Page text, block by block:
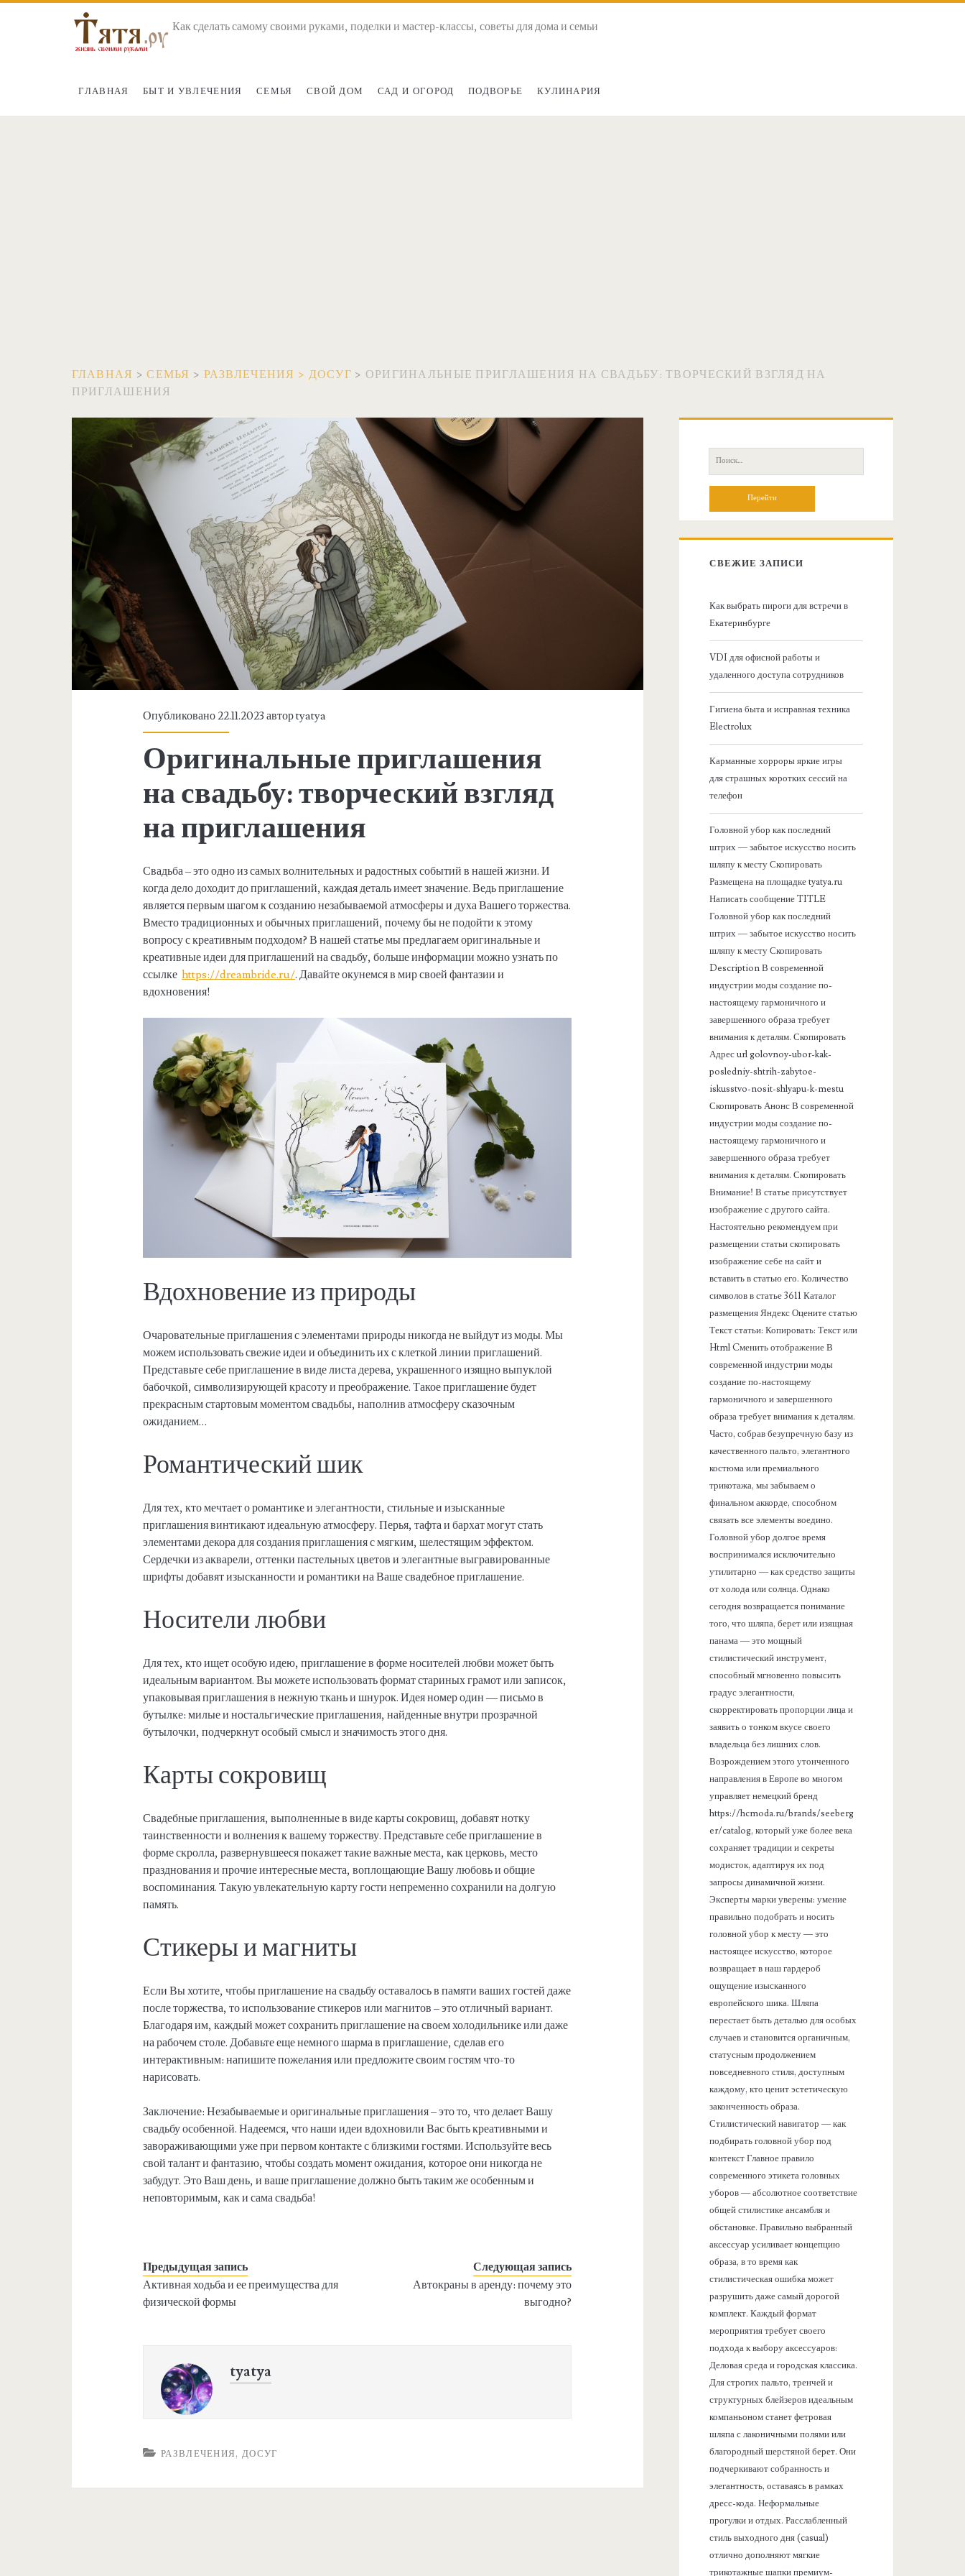
Как сделать самому своими руками, поделки и мастер-классы, советы для дома и семьи
ГЛАВНАЯ БЫТ И УВЛЕЧЕНИЯ СЕМЬЯ СВОЙ ДОМ САД И ОГОРОД ПОДВОРЬЕ КУЛИНАРИЯ
ГЛАВНАЯ >СЕМЬЯ > РАЗВЛЕЧЕНИЯ > ДОСУГ > ОРИГИНАЛЬНЫЕ ПРИГЛАШЕНИЯ НА СВАДЬБУ: ТВОРЧЕСКИЙ ВЗГЛЯД НА
ПРИГЛАШЕНИЯ
Опубликовано 22.11.2023 авторtyatya
Оригинальные приглашения
на свадьбу: творческий взгляд
на приглашения
Свадьба – это одно из самых волнительных и радостных событий в нашей жизни. И
когда дело доходит до приглашений, каждая деталь имеет значение. Ведь приглашение
является первым шагом к созданию незабываемой атмосферы и духа Вашего торжества.
Вместо традиционных и обычных приглашений, почему бы не подойти к этому
вопросу с креативным подходом? В нашей статье мы предлагаем оригинальные и
креативные идеи для приглашений на свадьбу, больше информации можно узнать по
ссылкеhttps://dreambride.ru/. Давайте окунемся в мир своей фантазии и
вдохновения!
Вдохновение из природы
Очаровательные приглашения с элементами природы никогда не выйдут из моды. Мы
можем использовать свежие идеи и объединить их с клеткой линии приглашений.
Представьте себе приглашение в виде листа дерева, украшенного изящно выпуклой
бабочкой, символизирующей красоту и преображение. Такое приглашение будет
прекрасным стартовым моментом свадьбы, наполнив атмосферу сказочным
ожиданием…
Романтический шик
Для тех, кто мечтает о романтике и элегантности, стильные и изысканные
приглашения винтикают идеальную атмосферу. Перья, тафта и бархат могут стать
элементами декора для создания приглашения с мягким, шелестящим эффектом.
Сердечки из акварели, оттенки пастельных цветов и элегантные выгравированные
шрифты добавят изысканности и романтики на Ваше свадебное приглашение.
Носители любви
Для тех, кто ищет особую идею, приглашение в форме носителей любви может быть
идеальным вариантом. Вы можете использовать формат стариных грамот или записок,
упаковывая приглашения в нежную ткань и шнурок. Идея номер один — письмо в
бутылке: милые и ностальгические приглашения, найденные внутри прозрачной
бутылочки, подчеркнут особый смысл и значимость этого дня.
Карты сокровищ
Свадебные приглашения, выполненные в виде карты сокровищ, добавят нотку
таинственности и волнения к вашему торжеству. Представьте себе приглашение в
форме скролла, развернувшееся покажет такие важные места, как церковь, место
празднования и прочие интересные места, воплощающие Вашу любовь и общие
воспоминания. Такую увлекательную карту гости непременно сохранили на долгую
память.
Стикеры и магниты
Если Вы хотите, чтобы приглашение на свадьбу оставалось в памяти ваших гостей даже
после торжества, то использование стикеров или магнитов – это отличный вариант.
Благодаря им, каждый может сохранить приглашение на своем холодильнике или даже
на рабочем столе. Добавьте еще немного шарма в приглашение, сделав его
интерактивным: напишите пожелания или предложите своим гостям что-то
нарисовать.
Заключение: Незабываемые и оригинальные приглашения – это то, что делает Вашу
свадьбу особенной. Надеемся, что наши идеи вдохновили Вас быть креативными и
завораживающими уже при первом контакте с близкими гостями. Используйте весь
свой талант и фантазию, чтобы создать момент ожидания, которое они никогда не
забудут. Это Ваш день, и ваше приглашение должно быть таким же особенным и
неповторимым, как и сама свадьба!
Предыдущая запись
Активная ходьба и ее преимущества для
физической формы
Следующая запись
Автокраны в аренду: почему это
выгодно?
tyatya
РАЗВЛЕЧЕНИЯ, ДОСУГ
о
П
о
:
СВЕЖИЕ ЗАПИСИ
Как выбрать пироги для встречи в
Екатеринбурге
VDI для офисной работы и
удаленного доступа сотрудников
Гигиена быта и исправная техника
Electrolux
Карманные хорроры яркие игры
для страшных коротких сессий на
телефон
Головной убор как последний
штрих — забытое искусство носить
шляпу к месту Скопировать
Размещена на площадке tyatya.ru
Написать сообщение TITLE
Головной убор как последний
штрих — забытое искусство носить
шляпу к месту Скопировать
Description В современной
индустрии моды создание по-
настоящему гармоничного и
завершенного образа требует
внимания к деталям. Скопировать
Адрес url golovnoy-ubor-kak-
posledniy-shtrih-zabytoe-
iskusstvo-nosit-shlyapu-k-mestu
Скопировать Анонс В современной
индустрии моды создание по-
настоящему гармоничного и
завершенного образа требует
внимания к деталям. Скопировать
Внимание! В статье присутствует
изображение с другого сайта.
Настоятельно рекомендуем при
размещении статьи скопировать
изображение себе на сайт и
вставить в статью его. Количество
символов в статье 3611 Каталог
размещения Яндекс Оцените статью
Текст статьи: Копировать: Текст или
Html Cменить отображение В
современной индустрии моды
создание по-настоящему
гармоничного и завершенного
образа требует внимания к деталям.
Часто, собрав безупречную базу из
качественного пальто, элегантного
костюма или премиального
трикотажа, мы забываем о
финальном аккорде, способном
связать все элементы воедино.
Головной убор долгое время
воспринимался исключительно
утилитарно — как средство защиты
от холода или солнца. Однако
сегодня возвращается понимание
того, что шляпа, берет или изящная
панама — это мощный
стилистический инструмент,
способный мгновенно повысить
градус элегантности,
скорректировать пропорции лица и
заявить о тонком вкусе своего
владельца без лишних слов.
Возрождением этого утонченного
направления в Европе во многом
управляет немецкий бренд
https://hcmoda.ru/brands/seeberg
er/catalog, который уже более века
сохраняет традиции и секреты
модисток, адаптируя их под
запросы динамичной жизни.
Эксперты марки уверены: умение
правильно подобрать и носить
головной убор к месту — это
настоящее искусство, которое
возвращает в наш гардероб
ощущение изысканного
европейского шика. Шляпа
перестает быть деталью для особых
случаев и становится органичным,
статусным продолжением
повседневного стиля, доступным
каждому, кто ценит эстетическую
законченность образа.
Стилистический навигатор — как
подбирать головной убор под
контекст Главное правило
современного этикета головных
уборов — абсолютное соответствие
общей стилистике ансамбля и
обстановке. Правильно выбранный
аксессуар усиливает концепцию
образа, в то время как
стилистическая ошибка может
разрушить даже самый дорогой
комплект. Каждый формат
мероприятия требует своего
подхода к выбору аксессуаров:
Деловая среда и городская классика.
Для строгих пальто, тренчей и
структурных блейзеров идеальным
компаньоном станет фетровая
шляпа с лаконичными полями или
благородный шерстяной берет. Они
подчеркивают собранность и
элегантность, оставаясь в рамках
дресс-кода. Неформальные
прогулки и отдых. Расслабленный
стиль выходного дня (casual)
отлично дополняют мягкие
трикотажные шапки премиум-